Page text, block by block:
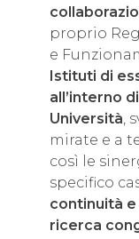
proprio
e
Istituti di
all’interno
Università ,
mirate e a
così le
specifico
continuità
ricerca